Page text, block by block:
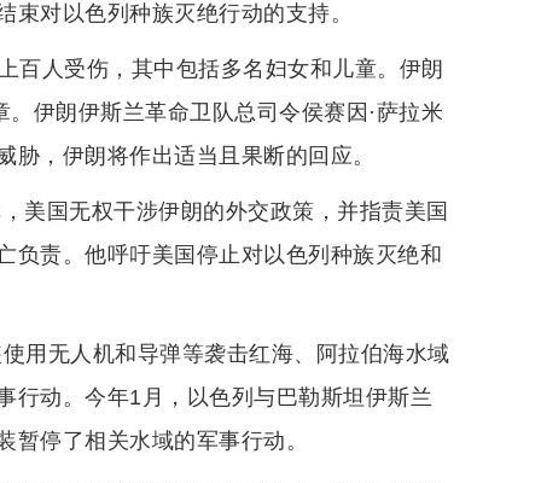
对以色列种族灭绝行动的支持。
百人受伤，其中包括多名妇女和儿童。伊朗
伊朗伊斯兰革命卫队总司令侯赛因·萨拉米
，伊朗将作出适当且果断的回应。
美国无权干涉伊朗的外交政策，并指责美国
负责。他呼吁美国停止对以色列种族灭绝和
用无人机和导弹等袭击红海、阿拉伯海水域
行动。今年1月，以色列与巴勒斯坦伊斯兰
停了相关水域的军事行动。